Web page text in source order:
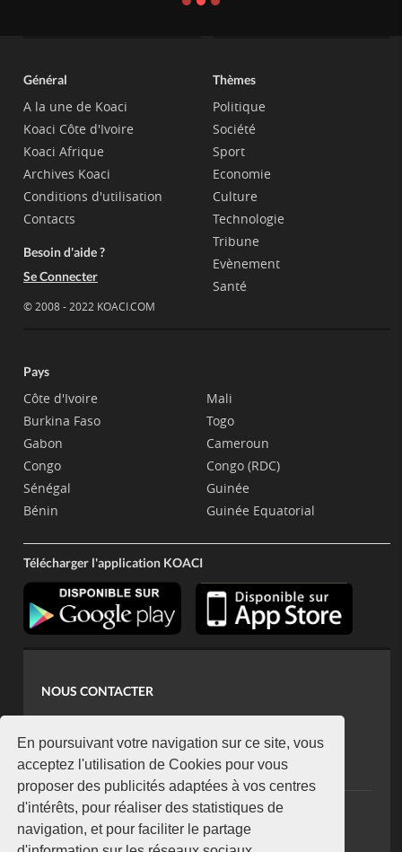
En poursuivant votre navigation sur ce site, vous
acceptez l'utilisation de Cookies pour vous
proposer des publicités adaptées à vos centres
d'intérêts, pour réaliser des statistiques de
navigation, et pour faciliter le partage
Général
A la une de Koaci
Koaci Côte d'Ivoire
Koaci Afrique
Archives Koaci
Conditions d'utilisation
Contacts
Besoin d'aide ?
Se Connecter
© 2008 - 2022 KOACI.COM
Thèmes
Politique
Société
Sport
Economie
Culture
Technologie
Tribune
Evènement
Santé
Pays
Côte d'Ivoire
Burkina Faso
Gabon
Congo
Sénégal
Bénin
Mali
Togo
Cameroun
Congo (RDC)
Guinée
Guinée Equatorial
Télécharger l'application KOACI
NOUS CONTACTER
koaci@yahoo.fr
+225 07 08 85 52 93
NEWSLETTER
Restez connecté via notre newsletter